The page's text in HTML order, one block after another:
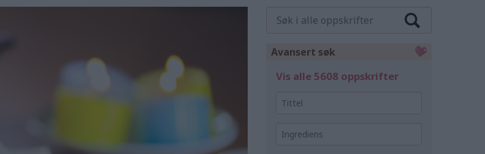
Avansert søk
Vis alle 5608 oppskrifter